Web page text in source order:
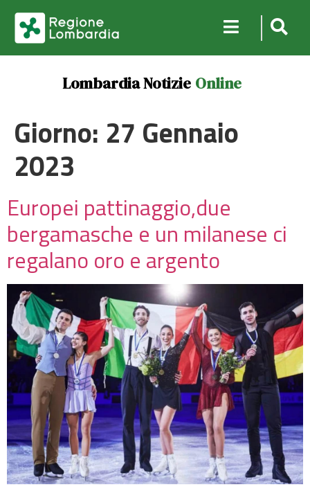
Lombardia Notizie Online
Giorno: 27 Gennaio
2023
Europei pattinaggio,due
bergamasche e un milanese ci
regalano oro e argento